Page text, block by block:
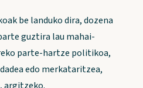
be landuko dira, dozena
guztira lau mahai-
parte-hartze politikoa,
edo merkataritzea,